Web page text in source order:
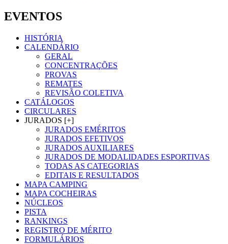
EVENTOS
HISTÓRIA
CALENDÁRIO
GERAL
CONCENTRAÇÕES
PROVAS
REMATES
REVISÃO COLETIVA
CATÁLOGOS
CIRCULARES
JURADOS [+]
JURADOS EMÉRITOS
JURADOS EFETIVOS
JURADOS AUXILIARES
JURADOS DE MODALIDADES ESPORTIVAS
TODAS AS CATEGORIAS
EDITAIS E RESULTADOS
MAPA CAMPING
MAPA COCHEIRAS
NÚCLEOS
PISTA
RANKINGS
REGISTRO DE MÉRITO
FORMULÁRIOS